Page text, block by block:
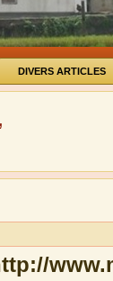
DIVERS ARTICLES